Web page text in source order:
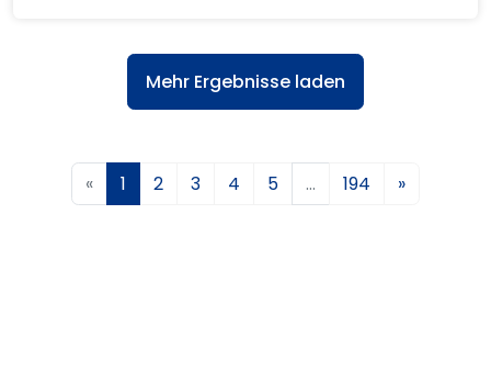
Mehr Ergebnisse laden
« 1 2 3 4 5 … 194 »